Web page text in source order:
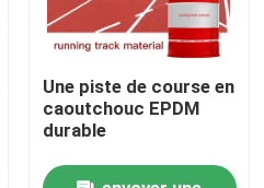
Une piste de course en
caoutchouc EPDM
durable